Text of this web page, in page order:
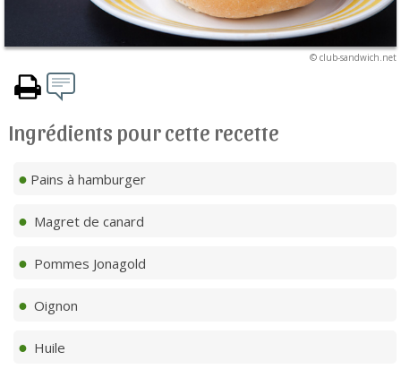
© club-sandwich.net
Ingrédients pour cette recette
Pains à hamburger
Magret de canard
Pommes Jonagold
Oignon
Huile